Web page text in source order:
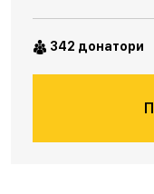
342 донатори